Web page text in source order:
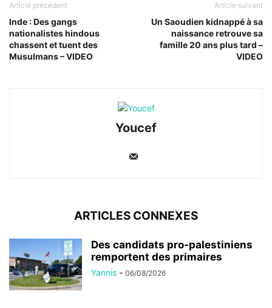
Article précédent
Inde : Des gangs
nationalistes hindous
chassent et tuent des
Musulmans – VIDEO
Article suivant
Un Saoudien kidnappé à sa
naissance retrouve sa
famille 20 ans plus tard –
VIDEO
Youcef
ARTICLES CONNEXES
Des candidats pro-palestiniens
remportent des primaires
Yannis - 06/08/2026